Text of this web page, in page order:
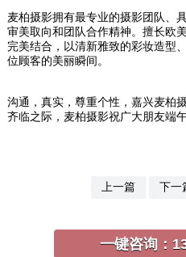
麦柏摄影拥有最专业的摄影团队、
审美取向和团队合作精神。擅长欧
完美结合，以清新雅致的彩妆造型
位顾客的美丽瞬间。
沟通，真实，尊重个性，嘉兴麦柏
齐临之际，麦柏摄影祝广大朋友端
上一篇 下一
一键咨询：